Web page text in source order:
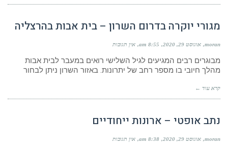
מגורי יוקרה בדרום השרון – בית אבות בהרצליה
moran אוגוסט 29, 2020 8:55 am אין תגובות
מבוגרים רבים המגיעים לגיל השלישי רואים במעבר לבית אבות
מהלך חיובי בו מספר רחב של יתרונות. באזור השרון ניתן לבחור
קרא עוד ←
נתב אופטי – ארונות ייחודיים
moran אוגוסט 29, 2020 8:38 am אין תגובות